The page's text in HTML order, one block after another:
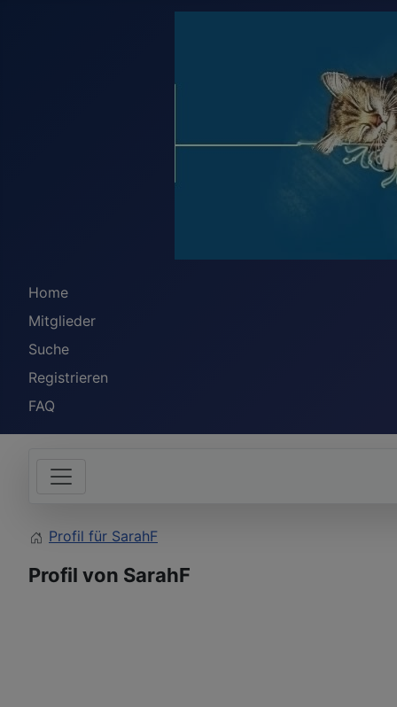
Home
Mitglieder
Suche
Registrieren
FAQ
Profil für SarahF
Profil von SarahF